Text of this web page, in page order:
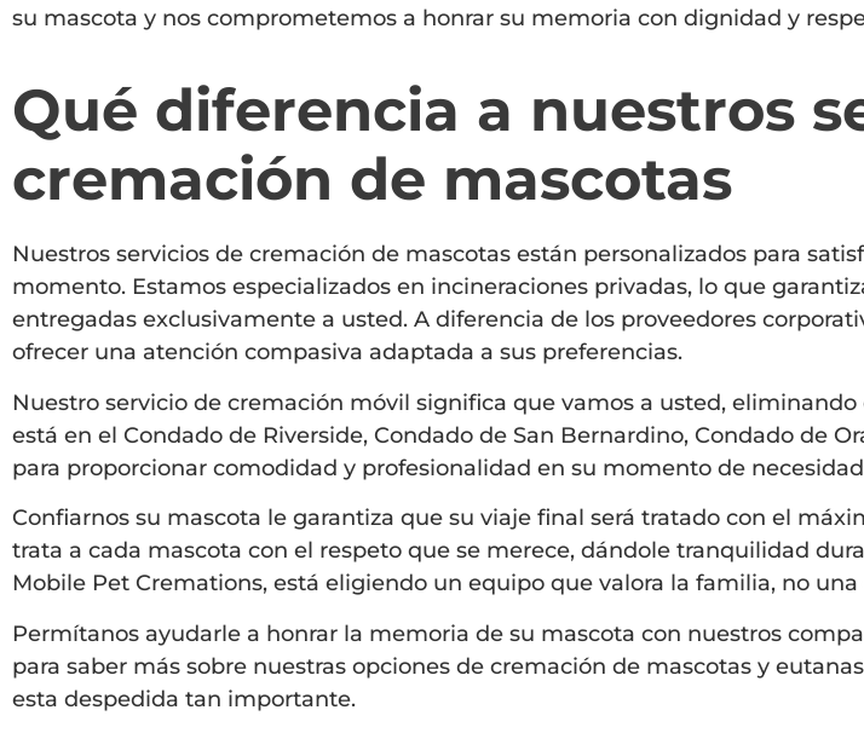
su mascota y nos comprometemos a honrar su memoria con dignidad y
Qué diferencia a nuestros
cremación de mascotas
Nuestros servicios de cremación de mascotas están personalizados para
momento. Estamos especializados en incineraciones privadas, lo que
entregadas exclusivamente a usted. A diferencia de los proveedores
ofrecer una atención compasiva adaptada a sus preferencias.
Nuestro servicio de cremación móvil significa que vamos a usted,
está en el Condado de Riverside, Condado de San Bernardino, Condado de
para proporcionar comodidad y profesionalidad en su momento de
Confiarnos su mascota le garantiza que su viaje final será tratado con el
trata a cada mascota con el respeto que se merece, dándole tranquilidad
Mobile Pet Cremations, está eligiendo un equipo que valora la familia, no
Permítanos ayudarle a honrar la memoria de su mascota con nuestros
para saber más sobre nuestras opciones de cremación de mascotas y
esta despedida tan importante.